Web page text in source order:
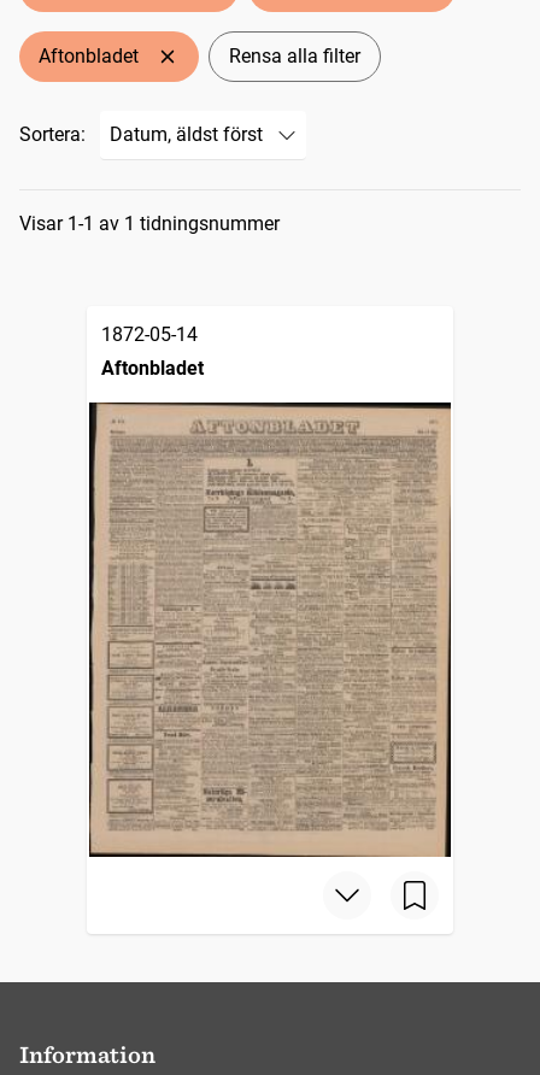
Aftonbladet Rensa alla filter
Sortera:
Sökresultat
Visar 1-1 av 1 tidningsnummer
1872-05-14
Aftonbladet
Information